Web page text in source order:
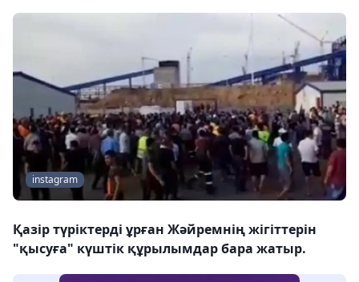
instagram
Қазір түріктерді ұрған Жәйремнің жігіттерін
"қысуға" күштік құрылымдар бара жатыр.